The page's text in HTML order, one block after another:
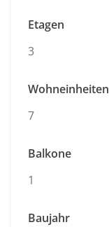
Etagen
3
Wohneinheiten
7
Balkone
1
Baujahr